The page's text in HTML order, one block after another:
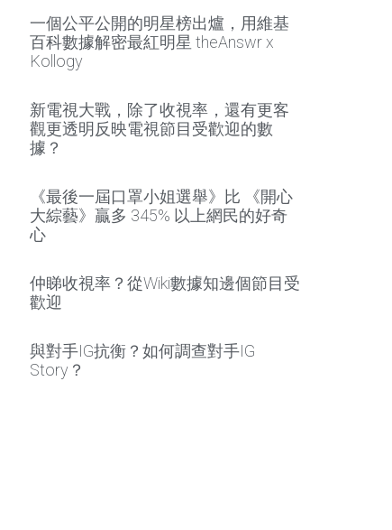
一個公平公開的明星榜出爐，用維基
百科數據解密最紅明星 theAnswr x
Kollogy
新電視大戰，除了收視率，還有更客
觀更透明反映電視節目受歡迎的數
據？
《最後一屆口罩小姐選舉》比 《開心
大綜藝》贏多 345% 以上網民的好奇
心
仲睇收視率？從Wiki數據知邊個節目受
歡迎
與對手IG抗衡？如何調查對手IG
Story？